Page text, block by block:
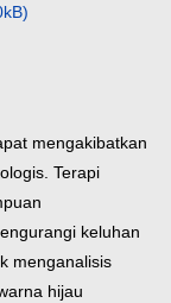
mengakibatkan
Terapi
keluhan
menganalisis
hijau